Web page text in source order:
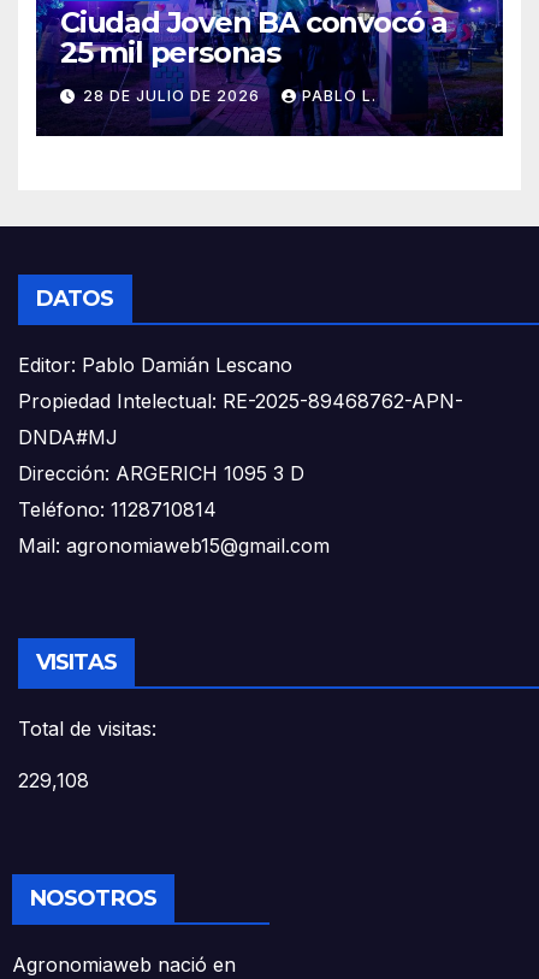
Ciudad Joven BA convocó a
25 mil personas
28 DE JULIO DE 2026 PABLO L.
DATOS
Editor: Pablo Damián Lescano
Propiedad Intelectual: RE-2025-89468762-APN-
DNDA#MJ
Dirección: ARGERICH 1095 3 D
Teléfono: 1128710814
Mail: agronomiaweb15@gmail.com
VISITAS
Total de visitas:
229,108
NOSOTROS
Agronomiaweb nació en